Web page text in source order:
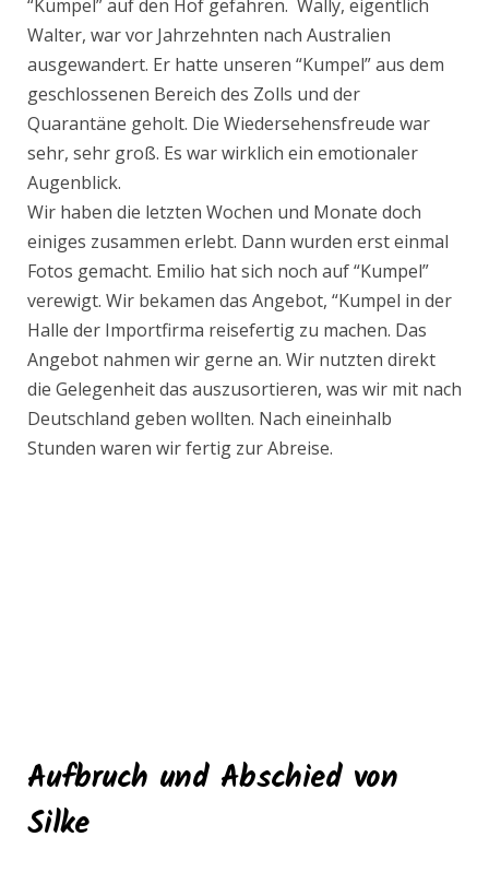
“Kumpel” auf den Hof gefahren. Wally, eigentlich
Walter, war vor Jahrzehnten nach Australien
ausgewandert. Er hatte unseren “Kumpel” aus dem
geschlossenen Bereich des Zolls und der
Quarantäne geholt. Die Wiedersehensfreude war
sehr, sehr groß. Es war wirklich ein emotionaler
Augenblick.
Wir haben die letzten Wochen und Monate doch
einiges zusammen erlebt. Dann wurden erst einmal
Fotos gemacht. Emilio hat sich noch auf “Kumpel”
verewigt. Wir bekamen das Angebot, “Kumpel in der
Halle der Importfirma reisefertig zu machen. Das
Angebot nahmen wir gerne an. Wir nutzten direkt
die Gelegenheit das auszusortieren, was wir mit nach
Deutschland geben wollten. Nach eineinhalb
Stunden waren wir fertig zur Abreise.
Aufbruch und Abschied von
Silke